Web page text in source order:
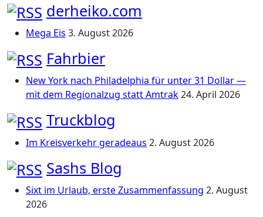
derheiko.com
Mega Eis 3. August 2026
Fahrbier
New York nach Philadelphia für unter 31 Dollar —
mit dem Regionalzug statt Amtrak24. April 2026
Truckblog
Im Kreisverkehr geradeaus 2. August 2026
Sashs Blog
Sixt im Urlaub, erste Zusammenfassung 2. August
2026